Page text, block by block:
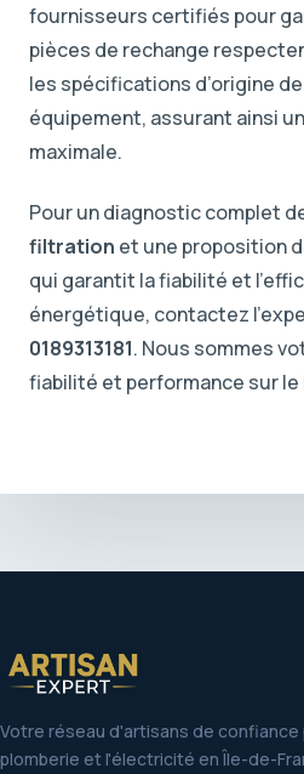
fournisseurs certifiés pour
pièces de rechange
les spécifications d’origine
équipement, assurant ainsi
maximale.
Pour un diagnostic complet
filtration et une proposition
qui garantit la fiabilité et
énergétique, contactez
0189313181. Nous sommes
fiabilité et performance sur le
Votre réseau d'artisans de confiance
plomberie et l'électricité en Île-de-